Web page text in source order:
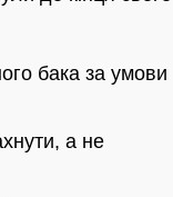
бака за умови
а не